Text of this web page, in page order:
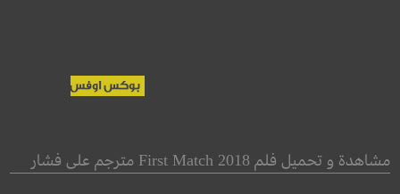
قطار سريع مشاهدة و تحميل فلم First Match 2018 مترجم على فشار